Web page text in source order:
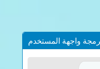
واجهة المستخدم